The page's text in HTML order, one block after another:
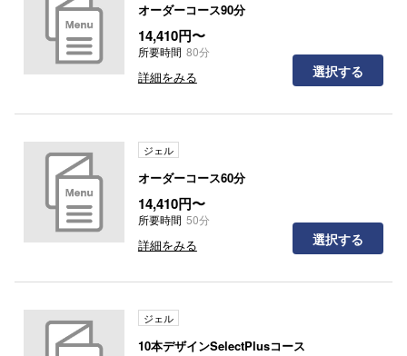
オーダーコース90分
14,410円〜
所要時間 80分
詳細をみる 選択する
ジェル
オーダーコース60分
14,410円〜
所要時間 50分
詳細をみる 選択する
ジェル
10本デザインSelectPlusコース